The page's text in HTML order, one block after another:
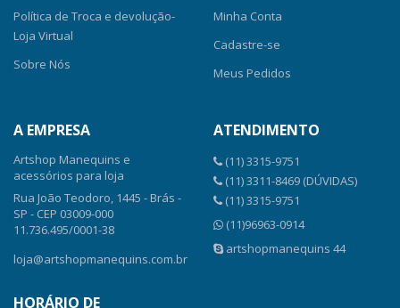
Política de Troca e devolução-
Loja Virtual
Sobre Nós
Minha Conta
Cadastre-se
Meus Pedidos
A EMPRESA
Artshop Manequins e
acessórios para loja
Rua João Teodoro, 1445 - Brás -
SP - CEP 03009-000
11.736.495/0001-38
loja@artshopmanequins.com.br
HORÁRIO DE
ATENDIMENTO
(11) 3315-9751
(11) 3311-8469 (DÚVIDAS)
(11) 3315-9751
(11)96963-0914
artshopmanequins 44